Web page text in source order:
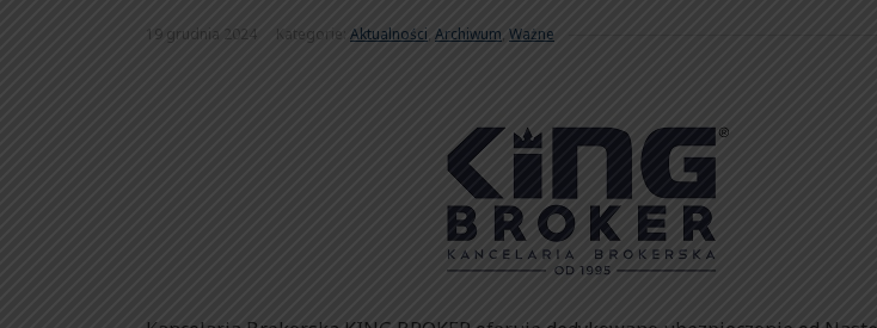
19 grudnia 2024 Kategorie: Aktualności Archiwum, Ważne